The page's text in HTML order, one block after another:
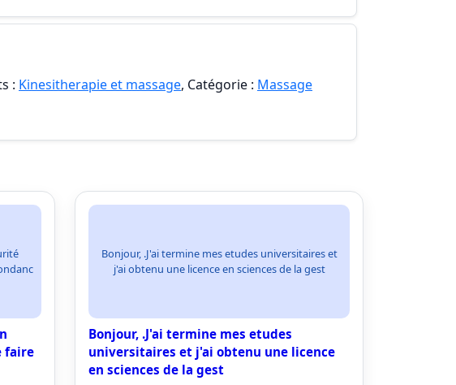
: Kinesitherapie et massage, Catégorie : Massage
faire
Bonjour, .J'ai termine mes etudes universitaires et
j'ai obtenu une licence en sciences de la gest
Bonjour, .J'ai termine mes etudes
universitaires et j'ai obtenu une licence
en sciences de la gest